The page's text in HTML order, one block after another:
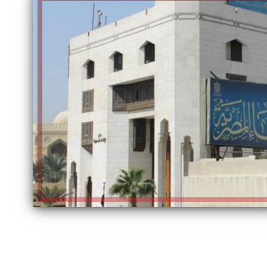
إلهام شرشر تكتب: دي مبقتش كورة..
دي سياسة
الكاتبة إلهام شرشر تهنئ الرئيس